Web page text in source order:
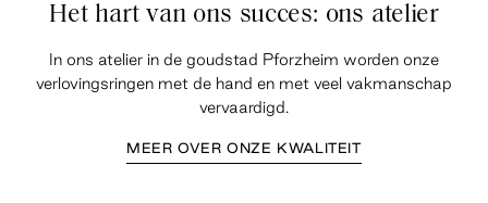
Het hart van ons succes: ons atelier
In ons atelier in de goudstad Pforzheim worden onze
verlovingsringen met de hand en met veel vakmanschap
vervaardigd.
MEER OVER ONZE KWALITEIT